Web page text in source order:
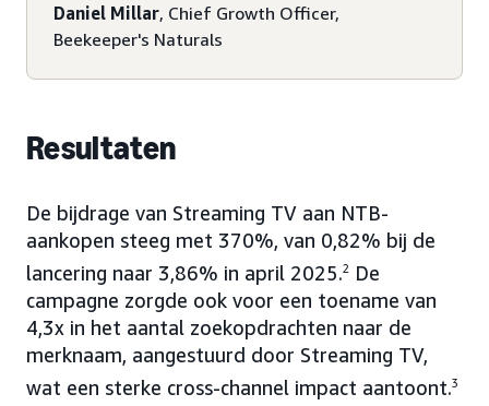
Daniel Millar, Chief Growth Officer,
Beekeeper's Naturals
Resultaten
De bijdrage van Streaming TV aan NTB-
aankopen steeg met 370%, van 0,82% bij de
lancering naar 3,86% in april 2025.2
De
campagne zorgde ook voor een toename van
4,3x in het aantal zoekopdrachten naar de
merknaam, aangestuurd door Streaming TV,
wat een sterke cross-channel impact aantoont.3